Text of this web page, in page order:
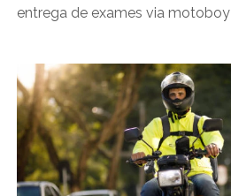
entrega de exames via motoboy